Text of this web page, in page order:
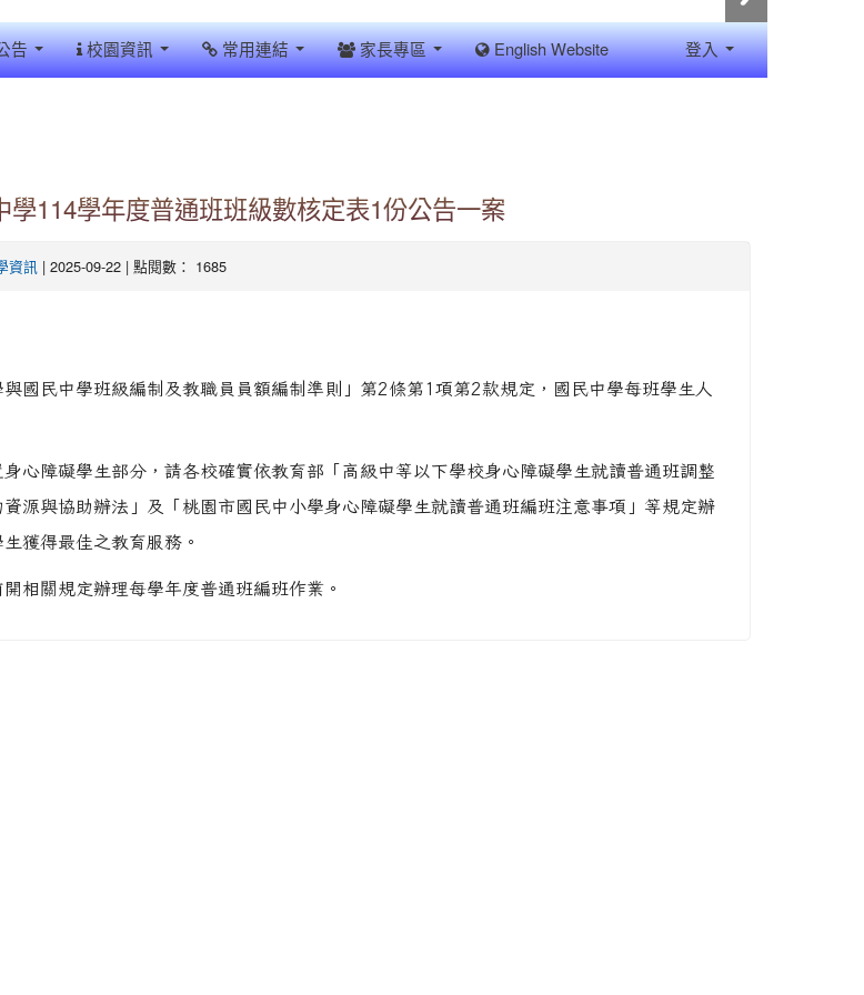
告 校園資訊 常用連結 家長專區 English Website 登入
學114學年度普通班班級數核定表1份公告一案
資訊| 2025-09-22 | 點閱數： 1685
國民中學班級編制及教職員員額編制準則」第2條第1項第2款規定，國民中學每班學生人
身心障礙學生部分，請各校確實依教育部「高級中等以下學校身心障礙學生就讀普通班調整
源與協助辦法」及「桃園市國民中小學身心障礙學生就讀普通班編班注意事項」等規定辦
獲得最佳之教育服務。
相關規定辦理每學年度普通班編班作業。